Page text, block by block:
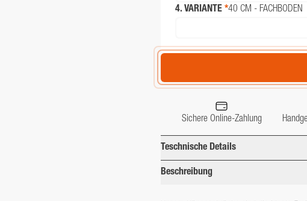
4. VARIANTE *40 CM - FACHBODEN
Sichere Online-Zahlung
Teschnische Details
Breite (cm)
Beschreibung